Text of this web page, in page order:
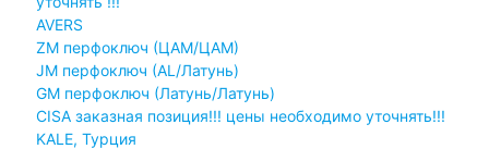
AVERS
ZM перфоключ (ЦАМ/ЦАМ)
JМ перфоключ (АL/Латунь)
GM перфоключ (Латунь/Латунь)
CISA заказная позиция!!! цены необходимо уточнять!!!
KALE, Турция